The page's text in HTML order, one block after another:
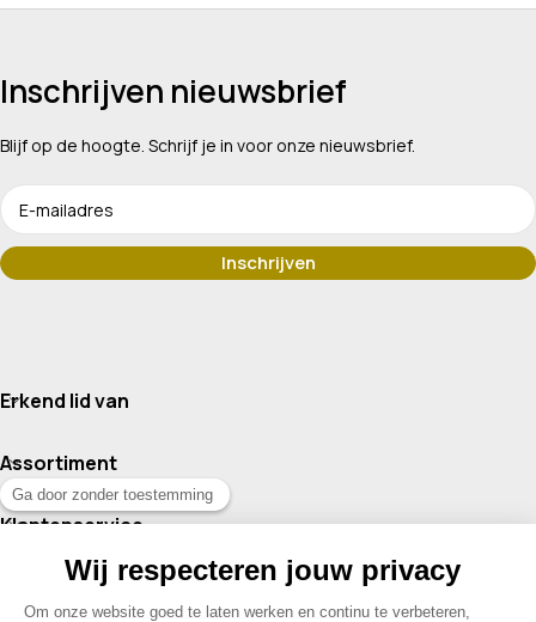
Inschrijven nieuwsbrief
Blijf op de hoogte. Schrijf je in voor onze nieuwsbrief.
Erkend lid van
Assortiment
Klantenservice
Contact